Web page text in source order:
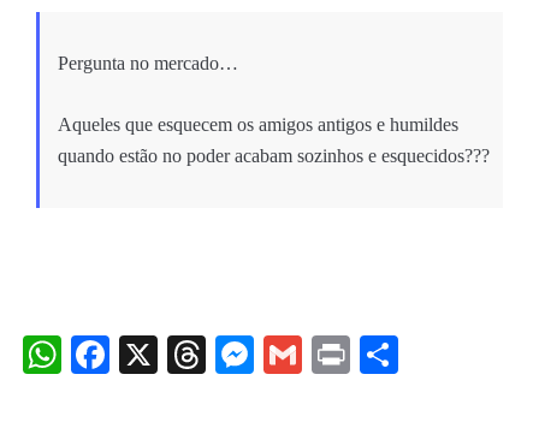
Pergunta no mercado…
Aqueles que esquecem os amigos antigos e humildes
quando estão no poder acabam sozinhos e esquecidos???
WhatsApp
Facebook
X Threads
Messenger
Gmail
Print